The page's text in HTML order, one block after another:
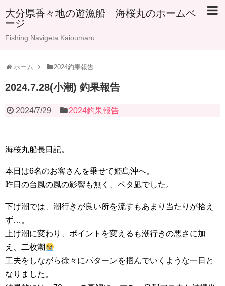
大分県香々地の遊漁船 海桜丸のホームペ
ージ
Fishing Navigeta Kaioumaru
ホーム 2024釣果報告
2024.7.28(小潮) 釣果報告
2024/7/29 2024釣果報告
海桜丸船長日記。
本日は6名のお客さんを乗せて姫島沖へ。
昨日の台風の風の影響も無く、ベタ凪でした。
下げ潮では、潮行きが良い所を流すもあまり当たりが拾え
ず…。
上げ潮に変わり、ポイントを変えるも潮行きの悪さに加
え、二枚潮
工夫をしながら徐々にパターンを掴んでいくような一日と
なりました。